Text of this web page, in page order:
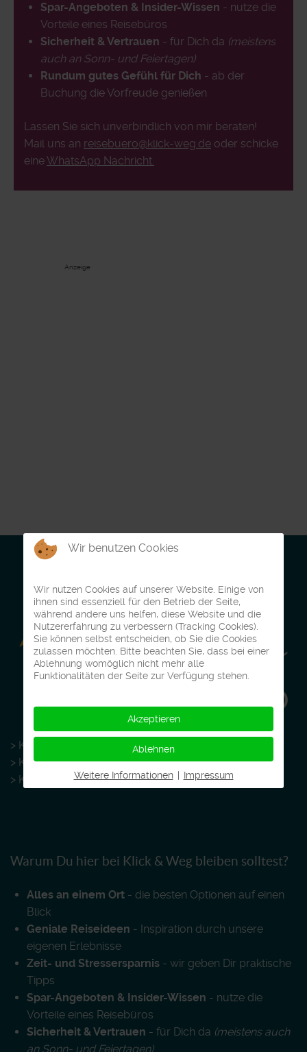
Spar-Angeboten & Insider-Wissen - nutze die
Vorteile eines Reisebüros
Sicherheit & Vertrauen - für Dich da (meistens
auch an Sonn- und Feiertagen)
Rundum gutes Gefühl für Dich - ab der
Buchung die Vorfreude genießen
Lassen Sie sich unverbindlich von mir beraten!
Mail uns an reisebuero@klick-weg.de oder schicke
eineWhatsApp Nachricht.
Anzeige
> Klick & Weg auf
LinkedIn
> Klick & Weg aufInstagram
> Klick & Weg aufFacebook
Warum Du hier bei Klick & Weg bleiben solltest?
Alles an einem Ort - die besten Optionen auf einen
Blick
Geniale Reiseideen - Inspiration durch unsere
eigenen Erlebnisse
Zeit- und Stressersparnis - wir geben Dir praktische
Tipps
Spar-Angeboten & Insider-Wissen - nutze die
Vorteile eines Reisebüros
Sicherheit & Vertrauen - für Dich da (meistens auch
an Sonn- und Feiertagen)
Wir benutzen Cookies
Wir nutzen Cookies auf unserer Website. Einige von
ihnen sind essenziell für den Betrieb der Seite,
während andere uns helfen, diese Website und die
Nutzererfahrung zu verbessern (Tracking Cookies).
Sie können selbst entscheiden, ob Sie die Cookies
zulassen möchten. Bitte beachten Sie, dass bei einer
Ablehnung womöglich nicht mehr alle
Funktionalitäten der Seite zur Verfügung stehen.
Akzeptieren
Ablehnen
Weitere Informationen | Impressum